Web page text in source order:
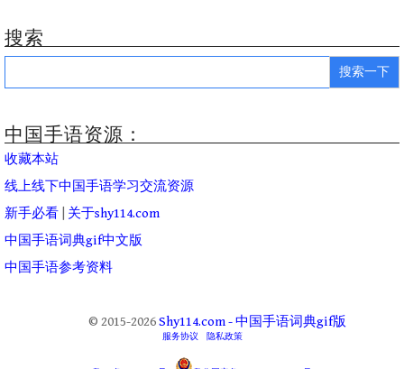
搜索
Search
中国手语资源：
收藏本站
线上线下中国手语学习交流资源
新手必看
关于shy114.com
中国手语词典gif中文版
中国手语参考资料
© 2015-2026Shy114.com - 中国手语词典gif版
服务协议 隐私政策